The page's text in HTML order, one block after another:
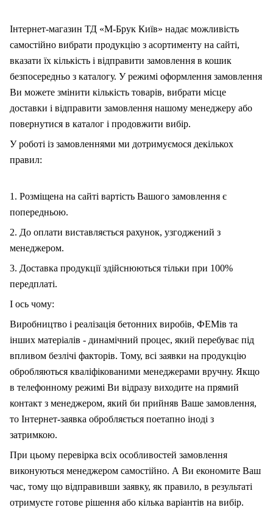
Інтернет-магазин ТД «М-Брук Київ» надає можливість
самостійно вибрати продукцію з асортименту на сайті,
вказати їх кількість і відправити замовлення в кошик
безпосередньо з каталогу. У режимі оформлення замовлення
Ви можете змінити кількість товарів, вибрати місце
доставки і відправити замовлення нашому менеджеру або
повернутися в каталог і продовжити вибір.
У роботі із замовленнями ми дотримуємося декількох
правил:
1. Розміщена на сайті вартість Вашого замовлення є
попередньою.
2. До оплати виставляється рахунок, узгоджений з
менеджером.
3. Доставка продукції здійснюються тільки при 100%
передплаті.
І ось чому:
Виробництво і реалізація бетонних виробів, ФЕМів та
інших матеріалів - динамічний процес, який перебуває під
впливом безлічі факторів. Тому, всі заявки на продукцію
обробляються кваліфікованими менеджерами вручну. Якщо
в телефонному режимі Ви відразу виходите на прямий
контакт з менеджером, який би прийняв Ваше замовлення,
то Інтернет-заявка обробляється поетапно іноді з
затримкою.
При цьому перевірка всіх особливостей замовлення
виконуються менеджером самостійно. А Ви економите Ваш
час, тому що відправивши заявку, як правило, в результаті
отримуєте готове рішення або кілька варіантів на вибір.